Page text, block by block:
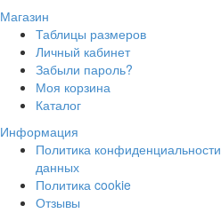
Магазин
Таблицы размеров
Личный кабинет
Забыли пароль?
Моя корзина
Каталог
Информация
Политика
данных
Политика cookie
Отзывы